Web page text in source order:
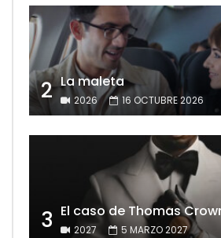
2 La maleta
2026 16 OCTUBRE 2026
3 El caso de Thomas
2027 5 MARZO 2027